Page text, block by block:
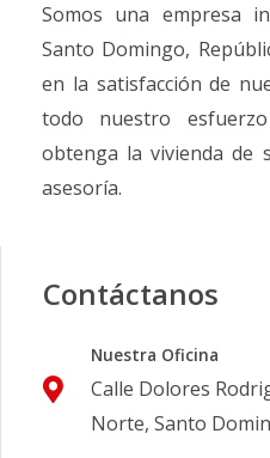
Somos una empresa
Santo Domingo,
en la satisfacción de
todo nuestro
obtenga la vivienda de
asesoría.
Contáctanos
Nuestra Oficina
Calle Dolores
Norte, Santo